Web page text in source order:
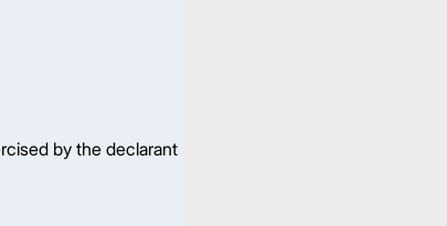
by the declarant